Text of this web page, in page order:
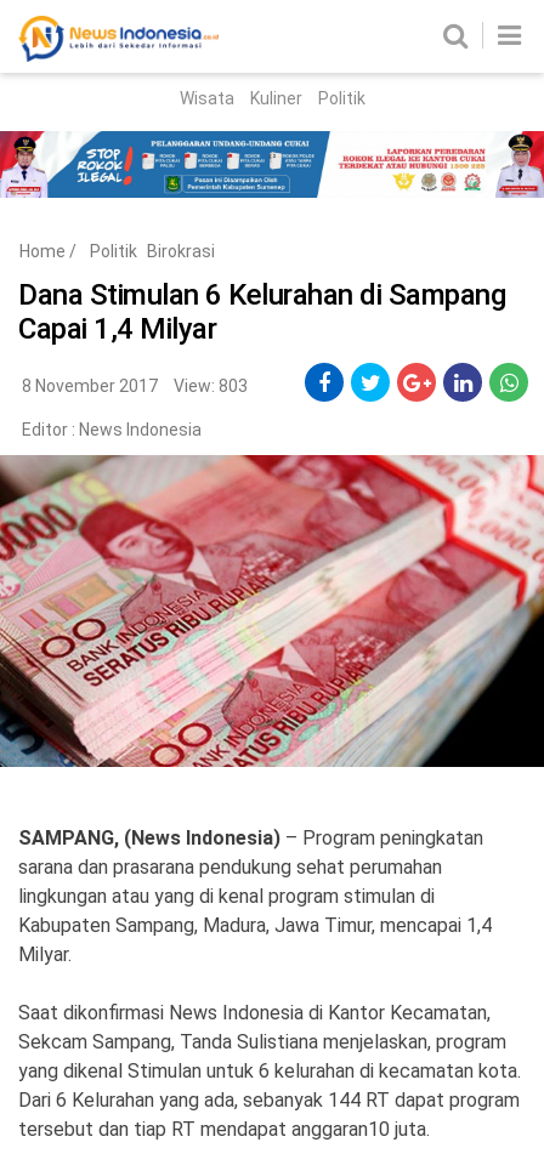
Parlemen
Nasional
Peristiwa
Hukum Kriminal
Korupsi
Politik
Gaya Hidup
Kesehatan Kuliner
Otomotif
Iptek
Teknologi
SosBud
Wisata
Ekonomi Olahraga
Wisata Kuliner Politik
Home / Politik Birokrasi
Dana Stimulan 6 Kelurahan di Sampang
Capai 1,4 Milyar
8 November 2017 View: 803
Editor : News Indonesia
SAMPANG, (News Indonesia) – Program peningkatan
sarana dan prasarana pendukung sehat perumahan
lingkungan atau yang di kenal program stimulan di
Kabupaten Sampang, Madura, Jawa Timur, mencapai 1,4
Milyar.
Saat dikonfirmasi News Indonesia di Kantor Kecamatan,
Sekcam Sampang, Tanda Sulistiana menjelaskan, program
yang dikenal Stimulan untuk 6 kelurahan di kecamatan kota.
Dari 6 Kelurahan yang ada, sebanyak 144 RT dapat program
tersebut dan tiap RT mendapat anggaran10 juta.